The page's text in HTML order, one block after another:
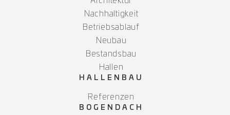
Nachhaltigkeit
Betriebsablauf
Neubau
Bestandsbau
Hallen
HALLENBAU
Referenzen
BOGENDACH